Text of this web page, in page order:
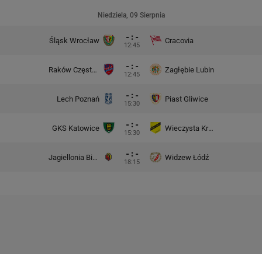
Niedziela, 09 Sierpnia
Śląsk Wrocław - : -
12:45
Cracovia
Raków Częstochowa - : -
12:45
Zagłębie Lubin
Lech Poznań - : -
15:30
Piast Gliwice
GKS Katowice - : -
15:30
Wieczysta Kraków
Jagiellonia Białystok - : -
18:15
Widzew Łódź